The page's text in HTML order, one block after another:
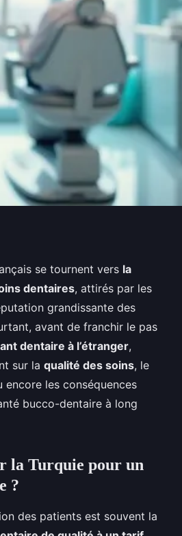
l'implant
: qualité,
des patients
min de lecture
se tournent vers la
dentaires, attirés par les
grandissante des
avant de franchir le pas
dentaire à l’étranger,
sur la qualité des soins, le
les conséquences
bucco-dentaire à long
la Turquie pour un
?
des patients est souvent la